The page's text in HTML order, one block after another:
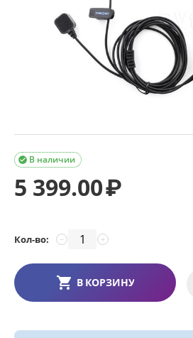
В наличии

5 399.00₽
Кол-во: +
−
В КОРЗИНУ